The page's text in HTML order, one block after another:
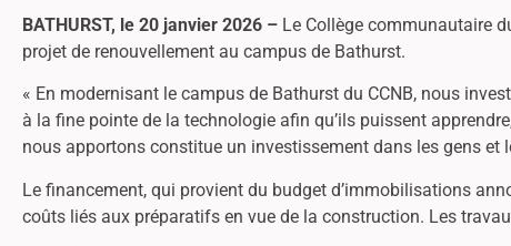
BATHURST, le 20 janvier 2026 – Le Collège communautaire
projet de renouvellement au campus de Bathurst.
« En modernisant le campus de Bathurst du CCNB, nous
à la fine pointe de la technologie afin qu’ils puissent
nous apportons constitue un investissement dans les gens et
Le financement, qui provient du budget d’immobilisations
coûts liés aux préparatifs en vue de la construction. Les